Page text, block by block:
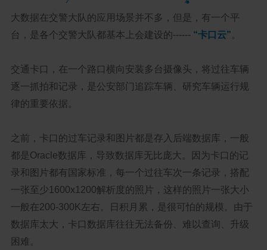
大数据在交警大队的应用场景并不多，但是，有一个平
台，是各个交警大队都基本上会建设的------“卡口云”
交通卡口，在一个路口横向安装多台摄像头，将过往车辆
逐一抓拍和记录，是公安部门追踪车辆、研究车辆运行规
律的重要依据。
之前，卡口的过车记录和图片都是存入后端数据库，一般
都是Oracle数据库，导致数据库无比庞大。因为卡口的记
录和图片都有国家标准，每一个过往车次一条记录，搭配
一张至少1600x1200解析度的照片，这样的照片一张大小
一般在200-300K左右。日积月累，是很可怕的规模。由于
数据库太大，卡口数据库往往无法备份、难以查询、升级
困难。